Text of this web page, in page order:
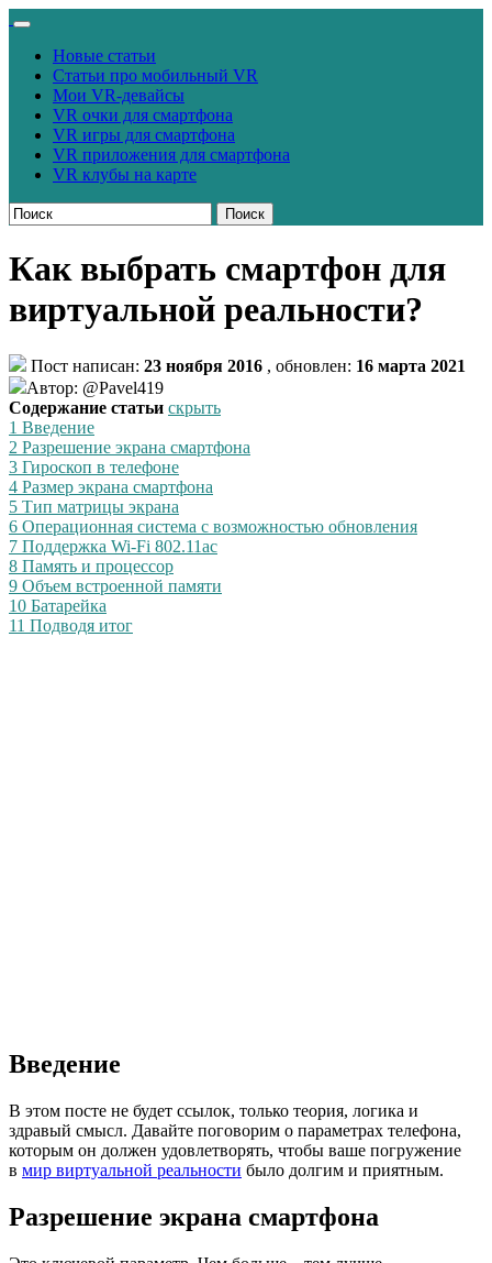
Новые статьи
Статьи про мобильный VR
Мои VR-девайсы
VR очки для смартфона
VR игры для смартфона
VR приложения для смартфона
VR клубы на карте
Поиск
Как выбрать смартфон для
виртуальной реальности?
Пост написан: 23 ноября 2016 , обновлен: 16 марта 2021
Автор: @Pavel419
Содержание статьи скрыть
1 Введение
2 Разрешение экрана смартфона
3 Гироскоп в телефоне
4 Размер экрана смартфона
5 Тип матрицы экрана
6 Операционная система с возможностью обновления
7 Поддержка Wi-Fi 802.11ac
8 Память и процессор
9 Объем встроенной памяти
10 Батарейка
11 Подводя итог
Введение
В этом посте не будет ссылок, только теория, логика и
здравый смысл. Давайте поговорим о параметрах телефона,
которым он должен удовлетворять, чтобы ваше погружение
в мир виртуальной реальности было долгим и приятным.
Разрешение экрана смартфона